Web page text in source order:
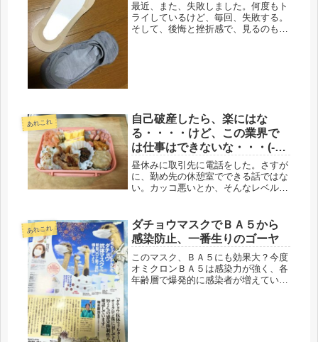
最近、また、失敗しました。何度もト
ライしているけど、毎回、失敗する。
そして、後悔と挫折感で、見るのもイ
あれこれ
自己破産したら、楽にはな
る・・・・けど、この業界で
は仕事はできないな・・・(-
_-;)
昼休みに取引先に電話をした。さすが
に、勤め先の休憩室でできる話ではな
い。カッコ悪いとか、そんなレベルじ
多少、話せる。昨日の昼休みは、２件
電話し、１件話すことができた。時間
的...
あれこれ
ダチョウマスクでＢＡ５から
感染防止、一番生りのゴーヤ
このマスク、ＢＡ５にも効果大？今度
オミクロンＢＡ５は感染力が強く、各
年齢層で爆発的に感染者が増えている